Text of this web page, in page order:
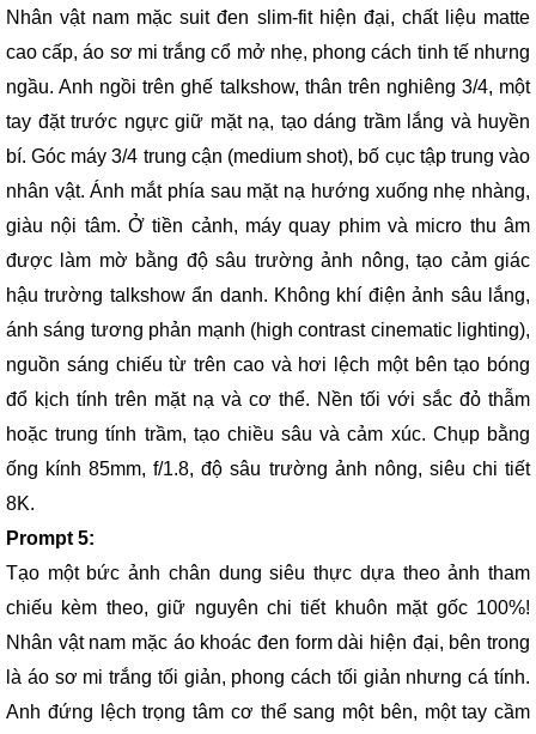
Nhân vật nam mặc suit đen slim-fit hiện đại, chất liệu matte
cao cấp, áo sơ mi trắng cổ mở nhẹ, phong cách tinh tế nhưng
ngầu. Anh ngồi trên ghế talkshow, thân trên nghiêng 3/4, một
tay đặt trước ngực giữ mặt nạ, tạo dáng trầm lắng và huyền
bí. Góc máy 3/4 trung cận (medium shot), bố cục tập trung vào
nhân vật. Ánh mắt phía sau mặt nạ hướng xuống nhẹ nhàng,
giàu nội tâm. Ở tiền cảnh, máy quay phim và micro thu âm
được làm mờ bằng độ sâu trường ảnh nông, tạo cảm giác
hậu trường talkshow ẩn danh. Không khí điện ảnh sâu lắng,
ánh sáng tương phản mạnh (high contrast cinematic lighting),
nguồn sáng chiếu từ trên cao và hơi lệch một bên tạo bóng
đổ kịch tính trên mặt nạ và cơ thể. Nền tối với sắc đỏ thẫm
hoặc trung tính trầm, tạo chiều sâu và cảm xúc. Chụp bằng
ống kính 85mm, f/1.8, độ sâu trường ảnh nông, siêu chi tiết
8K.
Prompt 5:
Tạo một bức ảnh chân dung siêu thực dựa theo ảnh tham
chiếu kèm theo, giữ nguyên chi tiết khuôn mặt gốc 100%!
Nhân vật nam mặc áo khoác đen form dài hiện đại, bên trong
là áo sơ mi trắng tối giản, phong cách tối giản nhưng cá tính.
Anh đứng lệch trọng tâm cơ thể sang một bên, một tay cầm